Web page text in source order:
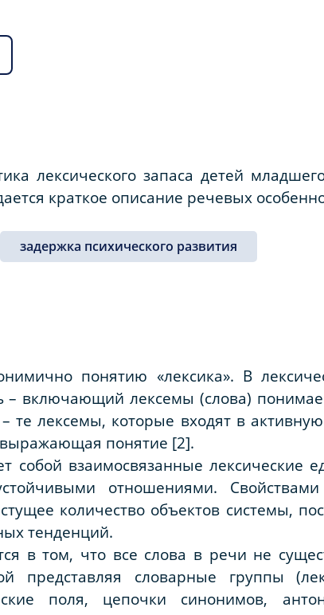
лексического запаса детей
краткое описание речевых
задержка психического развития
понятию «лексика». В
– включающий лексемы (слова)
те лексемы, которые входят в
выражающая понятие [2].
собой взаимосвязанные лексические
отношениями. Свойствами
количество объектов системы,
тенденций.
в том, что все слова в речи не
представляя словарные группы
поля, цепочки синонимов,